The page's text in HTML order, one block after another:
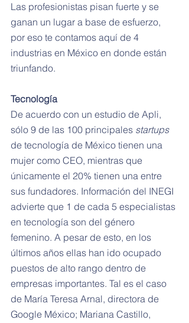
Las profesionistas pisan fuerte y se
ganan un lugar a base de esfuerzo,
por eso te contamos aquí de 4
industrias en México en donde están
triunfando.
Tecnología
De acuerdo con un estudio de Apli,
sólo 9 de las 100 principales startups
de tecnología de México tienen una
mujer como CEO, mientras que
únicamente el 20% tienen una entre
sus fundadores. Información del INEGI
advierte que 1 de cada 5 especialistas
en tecnología son del género
femenino. A pesar de esto, en los
últimos años ellas han ido ocupado
puestos de alto rango dentro de
empresas importantes. Tal es el caso
de María Teresa Arnal, directora de
Google México; Mariana Castillo,